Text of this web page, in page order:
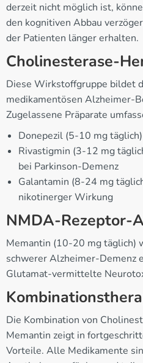
derzeit nicht möglich ist,
den kognitiven Abbau
der Patienten länger erhalten.
Cholinesterase-
Diese Wirkstoffgruppe bildet
medikamentösen Alzheimer-
Zugelassene Präparate
Donepezil (5-10 mg
Rivastigmin (3-12 mg
bei Parkinson-Demenz
Galantamin (8-24 mg
nikotinerger Wirkung
NMDA-Rezeptor-
Memantin (10-20 mg täglich)
schwerer Alzheimer-Demenz
Glutamat-vermittelte
Die Kombination von
Memantin zeigt in
Vorteile. Alle Medikamente